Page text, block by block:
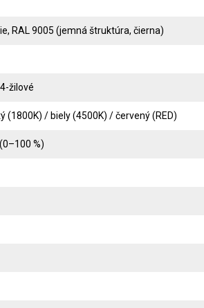
RAL 9005 (jemná štruktúra, čierna)
žilové
(1800K) / biely (4500K) / červený (RED)
%)